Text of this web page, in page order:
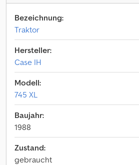
Bezeichnung:
Traktor
Hersteller:
Case IH
Modell:
745 XL
Baujahr:
1988
Zustand:
gebraucht